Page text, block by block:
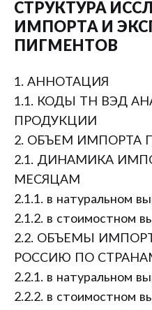
СТРУКТУРА
ИМПОРТА И
ПИГМЕНТОВ
1. АННОТАЦИЯ
1.1. КОДЫ ТН ВЭД
ПРОДУКЦИИ
2. ОБЪЕМ ИМПОРТА
2.1. ДИНАМИКА
МЕСЯЦАМ
2.1.1. в натуральном
2.1.2. в стоимостном
2.2. ОБЪЕМЫ
РОССИЮ ПО
2.2.1. в натуральном
2.2.2. в стоимостном